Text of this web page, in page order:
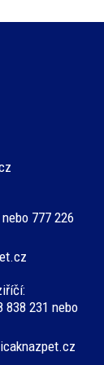
777 226
838 231 nebo